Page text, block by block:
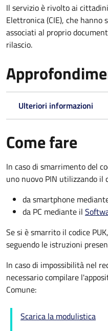
Il servizio è rivolto ai
Elettronica (CIE), che hanno
associati al proprio
rilascio.
Ulteriori informazioni
Come fare
In caso di smarrimento del
uno nuovo PIN utilizzando il
da smartphone
da PC mediante il
Se si è smarrito il codice
seguendo le istruzioni
In caso di impossibilità nel
necessario compilare
Comune:
Scarica la modulistica